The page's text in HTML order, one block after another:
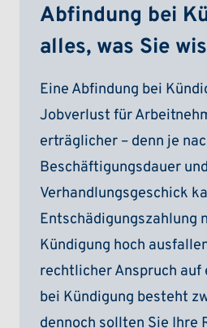
Abfindung bei
alles, was Sie
Eine Abfindung bei
Jobverlust für
erträglicher – denn je
Beschäftigungsdauer und
Verhandlungsgeschick
Entschädigungszahlung
Kündigung hoch
rechtlicher Anspruch auf
bei Kündigung besteht
dennoch sollten Sie Ihre